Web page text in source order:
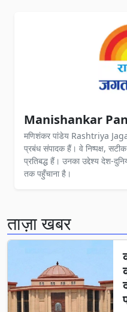
Manishankar
मणिशंकर पांडेय Rashtriya
प्रबंध संपादक हैं। वे निष्पक्ष,
प्रतिबद्ध हैं। उनका उद्देश्य देश-
तक पहुँचाना है।
ताज़ा खबर